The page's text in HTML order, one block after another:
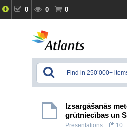
0 0 0
Izsargāšanās
grūtniecības un
Presentations 10